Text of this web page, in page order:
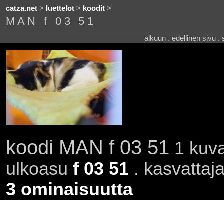
catza.net> luettelot> koodit>
MAN f 03 51
alkuun . edellinen sivu .
koodi MAN f 03 51 1
ulkoasu f 03 51 .
3 ominaisuutta